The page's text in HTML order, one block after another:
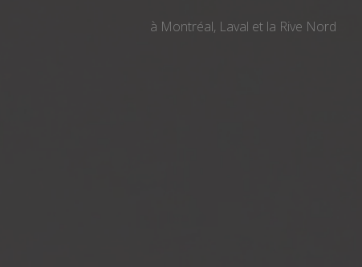
à Montréal, Laval et la Rive Nord